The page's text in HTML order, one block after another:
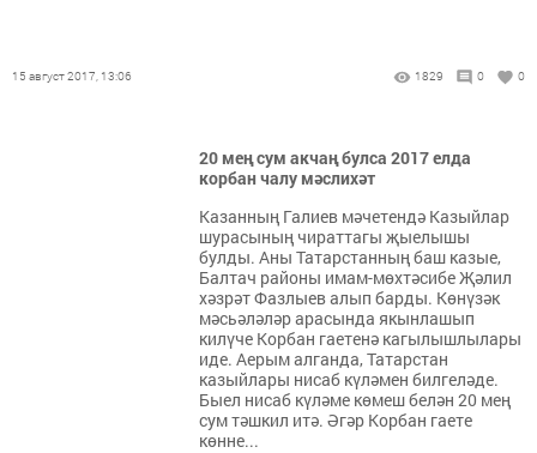
15 август 2017, 13:06 1829 0 0
20 мең сум акчаң булса 2017 елда
корбан чалу мәслихәт
Казанның Галиев мәчетендә Казыйлар
шурасының чираттагы җыелышы
булды. Аны Татарстанның баш казые,
Балтач районы имам-мөхтәсибе Җәлил
хәзрәт Фазлыев алып барды. Көнүзәк
мәсьәләләр арасында якынлашып
килүче Корбан гаетенә кагылышлылары
иде. Аерым алганда, Татарстан
казыйлары нисаб күләмен билгеләде.
Быел нисаб күләме көмеш белән 20 мең
сум тәшкил итә. Әгәр Корбан гаете
көнне...